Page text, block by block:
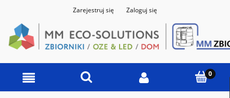
Zarejestruj się Zaloguj się